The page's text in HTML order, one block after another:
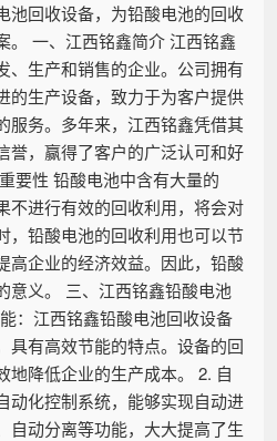
池回收设备，为铅酸电池的回收
。 一、江西铭鑫简介 江西铭鑫
、生产和销售的企业。公司拥有
的生产设备，致力于为客户提供
服务。多年来，江西铭鑫凭借其
誉，赢得了客户的广泛认可和好
要性 铅酸电池中含有大量的
不进行有效的回收利用，将会对
，铅酸电池的回收利用也可以节
高企业的经济效益。因此，铅酸
意义。 三、江西铭鑫铅酸电池
：江西铭鑫铅酸电池回收设备
具有高效节能的特点。设备的回
地降低企业的生产成本。 2. 自
动化控制系统，能够实现自动进
自动分离等功能，大大提高了生